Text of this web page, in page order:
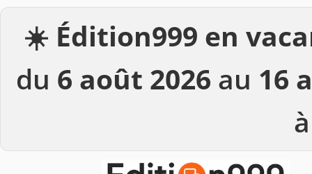
☀️ Édition999 en
du 6 août 2026 au 16